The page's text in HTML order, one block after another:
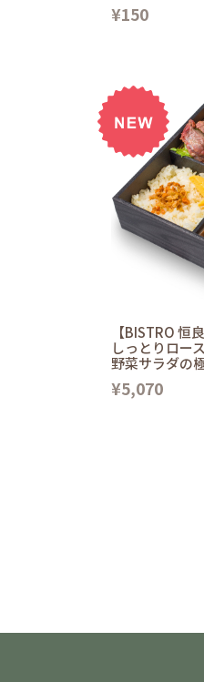
¥150
【BISTRO
しっとりロー
野菜サラダの
¥5,070